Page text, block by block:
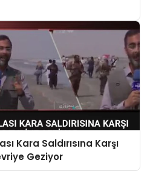
Kara Saldırısına Karşı
Geziyor